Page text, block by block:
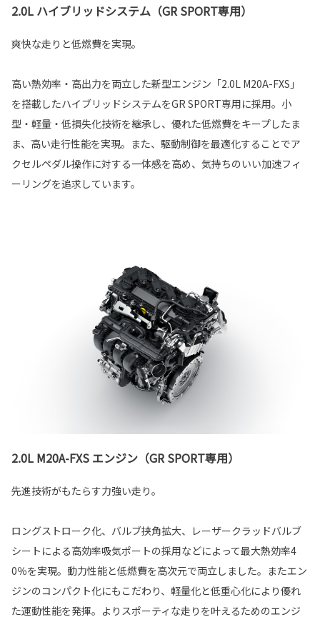
2.0L ハイブリッドシステム（GR SPORT専用）
爽快な走りと低燃費を実現。
高い熱効率・高出力を両立した新型エンジン「2.0L M20A-FXS」
を搭載したハイブリッドシステムをGR SPORT専用に採用。小
型・軽量・低損失化技術を継承し、優れた低燃費をキープしたま
ま、高い走行性能を実現。また、駆動制御を最適化することでア
クセルペダル操作に対する一体感を高め、気持ちのいい加速フィ
ーリングを追求しています。
2.0L M20A-FXS エンジン（GR SPORT専用）
先進技術がもたらす力強い走り。
ロングストローク化、バルブ挟角拡大、レーザークラッドバルブ
シートによる高効率吸気ポートの採用などによって最大熱効率4
0％を実現。動力性能と低燃費を高次元で両立しました。またエン
ジンのコンパクト化にもこだわり、軽量化と低重心化により優れ
た運動性能を発揮。よりスポーティな走りを叶えるためのエンジ